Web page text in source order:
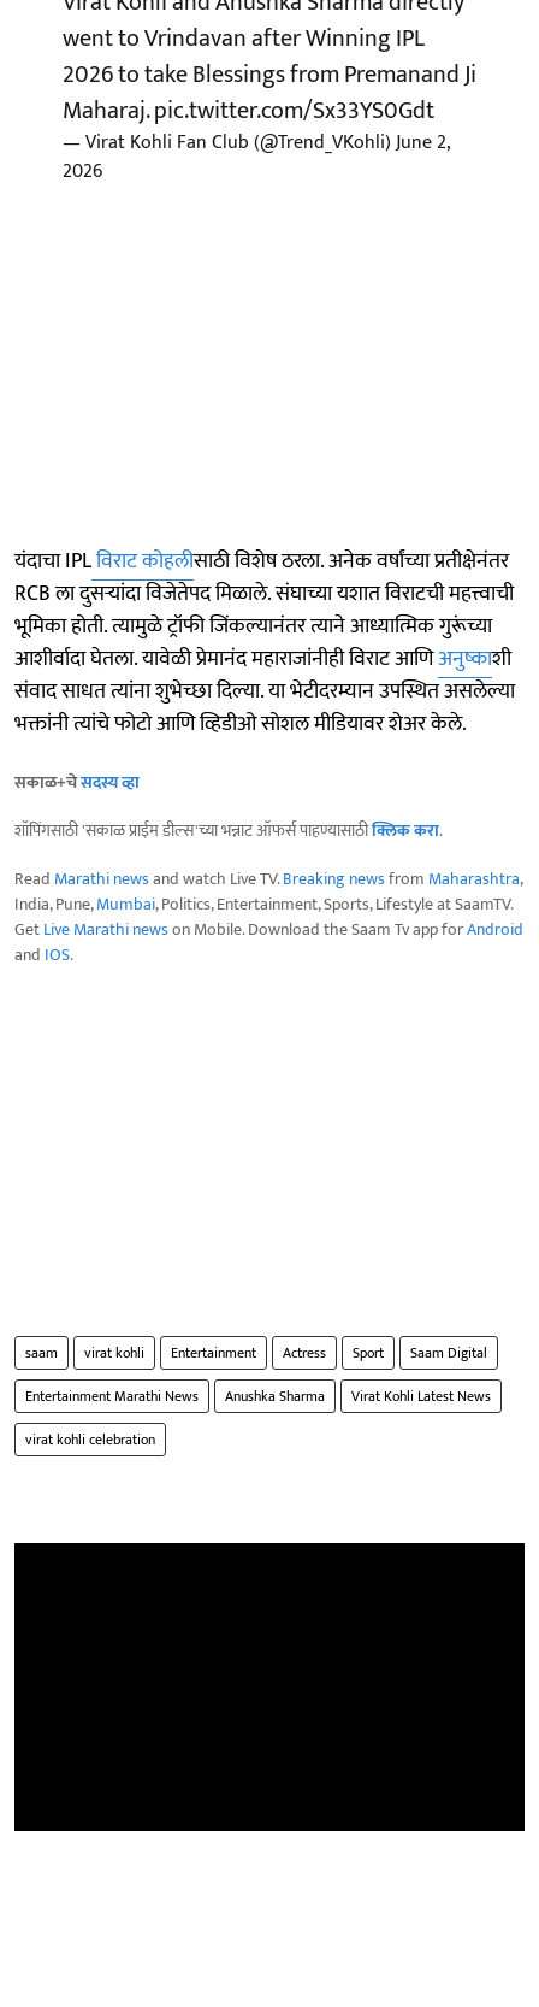
went to Vrindavan after Winning IPL
2026 to take Blessings from Premanand Ji
Maharaj.pic.twitter.com/Sx33YS0Gdt
— Virat Kohli Fan Club (@Trend_VKohli)June 2,
2026
यंदाचा IPLविराट कोहलीसाठी विशेष ठरला. अनेक वर्षांच्या प्रतीक्षेनंतर
RCB ला दुसऱ्यांदा विजेतेपद मिळाले. संघाच्या यशात विराटची महत्त्वाची
भूमिका होती. त्यामुळे ट्रॉफी जिंकल्यानंतर त्याने आध्यात्मिक गुरूंच्या
आशीर्वादा घेतला. यावेळी प्रेमानंद महाराजांनीही विराट आणिअनुष्काशी
संवाद साधत त्यांना शुभेच्छा दिल्या. या भेटीदरम्यान उपस्थित असलेल्या
भक्तांनी त्यांचे फोटो आणि व्हिडीओ सोशल मीडियावर शेअर केले.
सकाळ+चेसदस्य व्हा
शॉपिंगसाठी 'सकाळ प्राईम डील्स'च्या भन्नाट ऑफर्स पाहण्यासाठीक्लिक करा.
Read Marathi newsand watch Live TV.Breaking newsfrom Maharashtra,
India, Pune,Mumbai, Politics, Entertainment, Sports, Lifestyle at SaamTV.
GetLive Marathi newson Mobile. Download the Saam Tv app forAndroid
and IOS.
saam virat kohli Entertainment Actress Sport
Saam Digital
Entertainment Marathi News
Anushka Sharma
Virat Kohli Latest News
virat kohli celebration